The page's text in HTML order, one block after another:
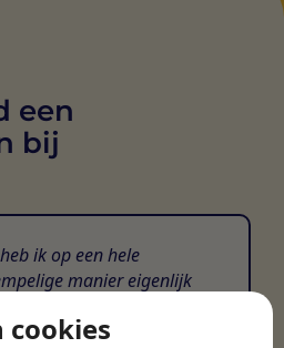
cookies
een
bij
ik op een hele
manier eigenlijk